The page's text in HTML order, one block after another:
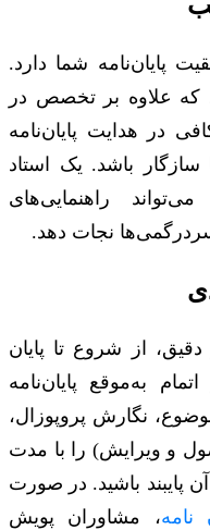
پایان‌نامه شما دارد.
که علاوه بر تخصص در
در هدایت پایان‌نامه
باشد. یک استاد
راهنمایی‌های
نجات دهد.
دقیق، از شروع تا پایان
به‌موقع پایان‌نامه
نگارش پروپوزال،
و ویرایش) را با مدت
پایبند باشید. در صورت
نامه، مشاوران پویش